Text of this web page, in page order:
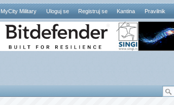
MyCity Military Uloguj se Registruj se Kantina Pravilnik